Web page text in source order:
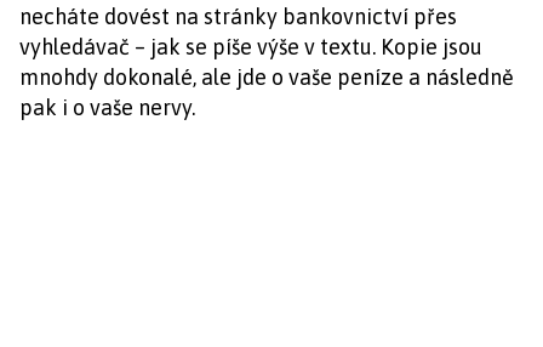
necháte dovést na stránky bankovnictví přes
vyhledávač – jak se píše výše v textu. Kopie jsou
mnohdy dokonalé, ale jde o vaše peníze a následně
pak i o vaše nervy.